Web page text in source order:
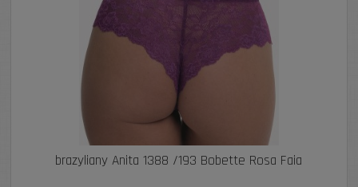
brazyliany Anita 1388 /193 Bobette Rosa Faia